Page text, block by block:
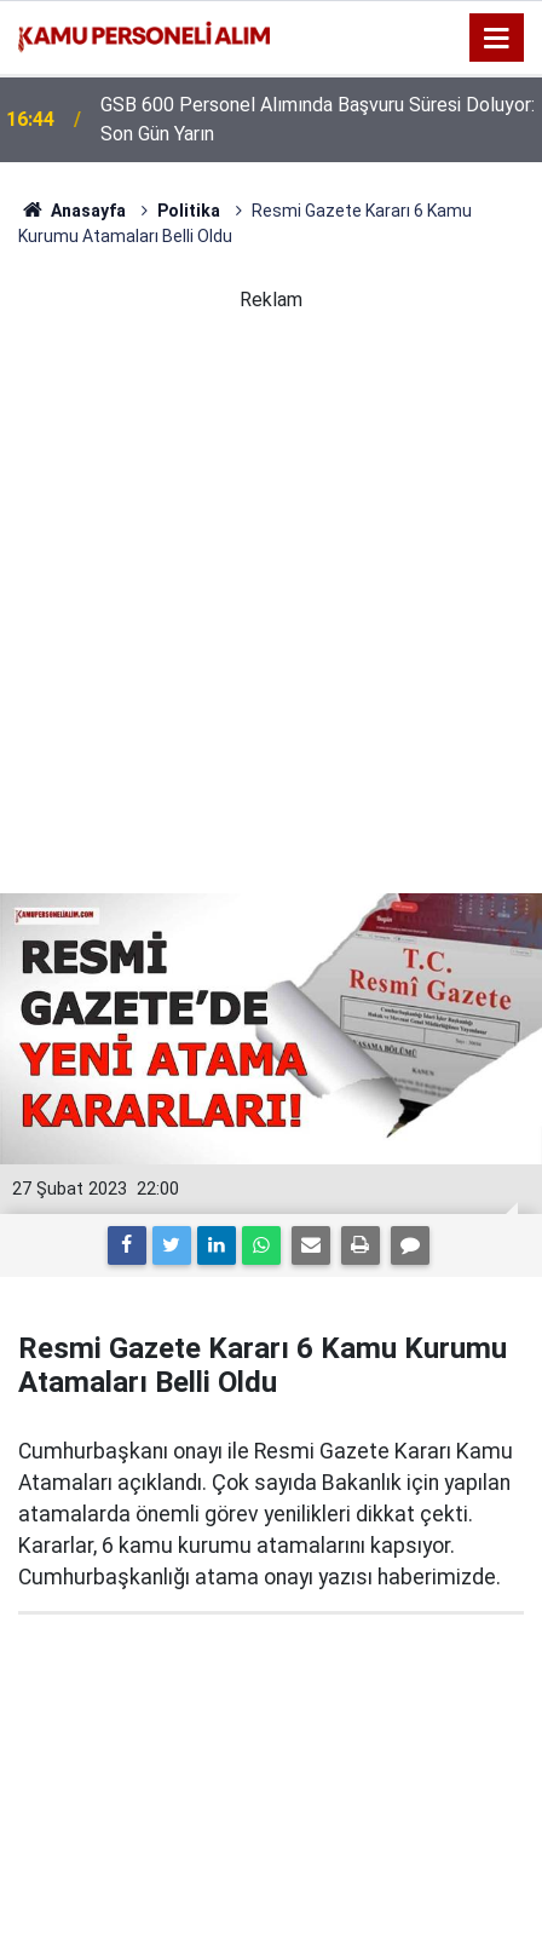
16:44
GSB 600 Personel Alımında Başvuru Süresi Doluyor:
Son Gün Yarın
Anasayfa Politika
Resmi Gazete Kararı 6 Kamu
Kurumu Atamaları Belli Oldu
Reklam
22:00
27 Şubat 2023
Resmi Gazete Kararı 6 Kamu Kurumu
Atamaları Belli Oldu
Cumhurbaşkanı onayı ile Resmi Gazete Kararı Kamu
Atamaları açıklandı. Çok sayıda Bakanlık için yapılan
atamalarda önemli görev yenilikleri dikkat çekti.
Kararlar, 6 kamu kurumu atamalarını kapsıyor.
Cumhurbaşkanlığı atama onayı yazısı haberimizde.